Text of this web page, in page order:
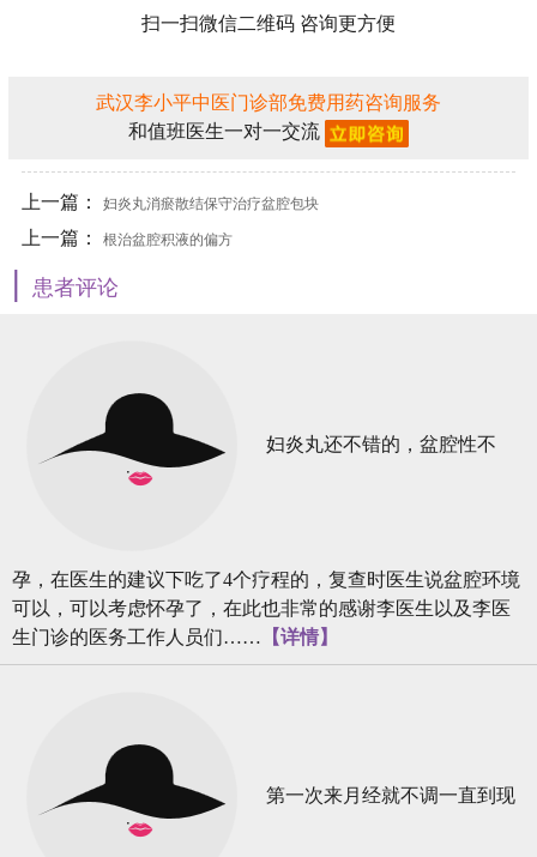
扫一扫微信二维码 咨询更方便
武汉李小平中医门诊部免费用药咨询服务
和值班医生一对一交流
上一篇： 妇炎丸消瘀散结保守治疗盆腔包块
上一篇： 根治盆腔积液的偏方
| 患者评论
妇炎丸还不错的，盆腔性不
孕，在医生的建议下吃了4个疗程的，复查时医生说盆腔环境
可以，可以考虑怀孕了，在此也非常的感谢李医生以及李医
生门诊的医务工作人员们…… 【详情】
第一次来月经就不调一直到现